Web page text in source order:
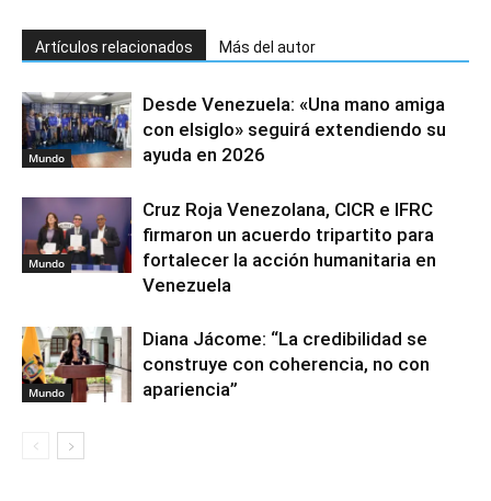
Artículos relacionados Más del autor
Mundo
Desde Venezuela: «Una mano amiga
con elsiglo» seguirá extendiendo su
ayuda en 2026
Mundo
Cruz Roja Venezolana, CICR e IFRC
firmaron un acuerdo tripartito para
fortalecer la acción humanitaria en
Venezuela
Mundo
Diana Jácome: “La credibilidad se
construye con coherencia, no con
apariencia”